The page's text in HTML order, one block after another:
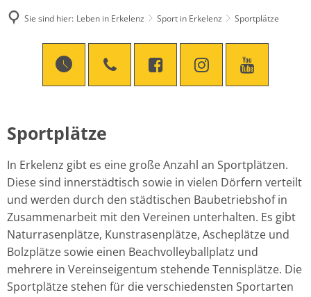
Sie sind hier: Leben in Erkelenz Sport in Erkelenz Sportplätze
Sportplätze
In Erkelenz gibt es eine große Anzahl an Sportplätzen.
Diese sind innerstädtisch sowie in vielen Dörfern verteilt
und werden durch den städtischen Baubetriebshof in
Zusammenarbeit mit den Vereinen unterhalten. Es gibt
Naturrasenplätze, Kunstrasenplätze, Ascheplätze und
Bolzplätze sowie einen Beachvolleyballplatz und
mehrere in Vereinseigentum stehende Tennisplätze. Die
Sportplätze stehen für die verschiedensten Sportarten